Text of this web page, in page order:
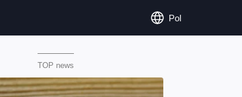
Pol
TOP news